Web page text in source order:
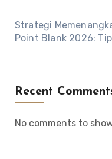
Strategi
Point Blank 2026:
Recent
No comments to